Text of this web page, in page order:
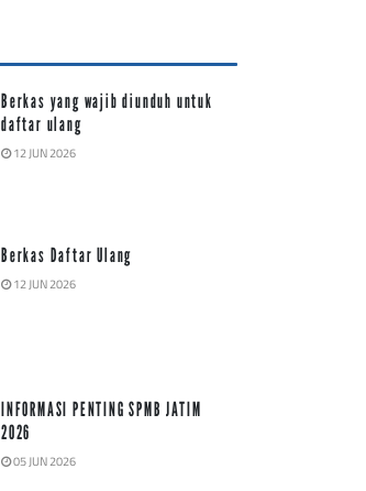
Berkas yang wajib diunduh untuk
daftar ulang
12 JUN 2026
Berkas Daftar Ulang
12 JUN 2026
INFORMASI PENTING SPMB JATIM
2026
05 JUN 2026